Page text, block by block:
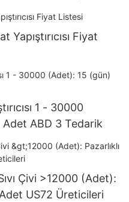
Yapıştırıcısı Fiyat
1 - 30000
ABD 3 Tedarik
Çivi >12000 (Adet):
US72 Üreticileri